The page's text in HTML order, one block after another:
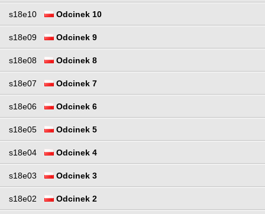
s18e10 Odcinek 10
s18e09 Odcinek 9
s18e08 Odcinek 8
s18e07 Odcinek 7
s18e06 Odcinek 6
s18e05 Odcinek 5
s18e04 Odcinek 4
s18e03 Odcinek 3
s18e02 Odcinek 2